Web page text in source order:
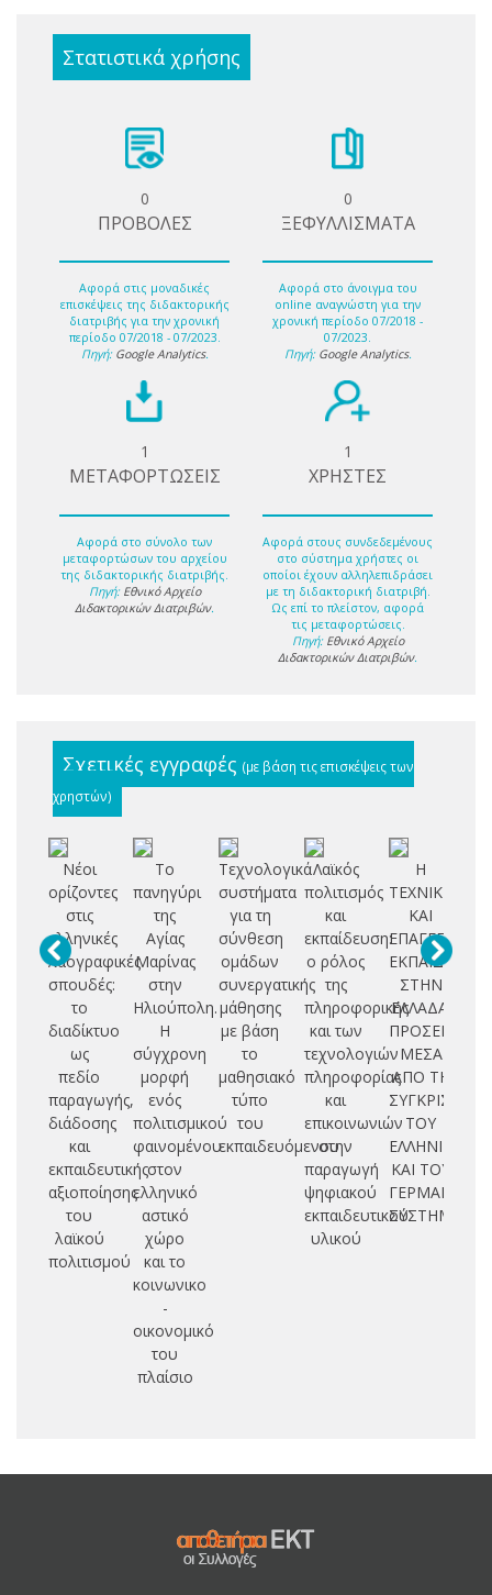
Στατιστικά χρήσης
0
ΠΡΟΒΟΛΕΣ
Αφορά στις μοναδικές
επισκέψεις της διδακτορικής
διατριβής για την χρονική
περίοδο 07/2018 - 07/2023.
Πηγή: Google Analytics.
0
ΞΕΦΥΛΛΙΣΜΑΤΑ
Αφορά στο άνοιγμα του
online αναγνώστη για την
χρονική περίοδο 07/2018 -
07/2023.
Πηγή: Google Analytics.
1
ΜΕΤΑΦΟΡΤΩΣΕΙΣ
Αφορά στο σύνολο των
μεταφορτώσων του αρχείου
της διδακτορικής διατριβής.
Πηγή: Εθνικό Αρχείο
Διδακτορικών Διατριβών.
1
ΧΡΗΣΤΕΣ
Αφορά στους συνδεδεμένους
στο σύστημα χρήστες οι
οποίοι έχουν αλληλεπιδράσει
με τη διδακτορική διατριβή.
Ως επί το πλείστον, αφορά
τις μεταφορτώσεις.
Πηγή: Εθνικό Αρχείο
Διδακτορικών Διατριβών.
Σχετικές εγγραφές (με βάση τις επισκέψεις των
χρηστών)
Νέοι
ορίζοντες
στις
ελληνικές
λαογραφικές
σπουδές:
το
διαδίκτυο
ως
πεδίο
παραγωγής,
διάδοσης
και
εκπαιδευτικής
αξιοποίησης
του
λαϊκού
πολιτισμού
Το
πανηγύρι
της
Αγίας
Μαρίνας
στην
Ηλιούπολη.
Η
σύγχρονη
μορφή
ενός
πολιτισμικού
φαινομένου
στον
ελληνικό
αστικό
χώρο
και το
κοινωνικο
-
οικονομικό
του
πλαίσιο
Τεχνολογικά
συστήματα
για τη
σύνθεση
ομάδων
συνεργατικής
μάθησης
με βάση
το
μαθησιακό
τύπο
του
εκπαιδευόμενου
Λαϊκός
πολιτισμός
και
εκπαίδευση:
ο ρόλος
της
πληροφορικής
και των
τεχνολογιών
πληροφορίας
και
επικοινωνιών
στην
παραγωγή
ψηφιακού
εκπαιδευτικού
υλικού
Η
ΤΕΧΝΙΚΗ
ΚΑΙ
ΕΚΠΑΙΔΕΥΣΗ
ΣΤΗΝ
ΕΛΛΑΔΑ:
ΠΡΟΣΕΓΓΙΣΗ
ΜΕΣΑ
ΑΠΟ ΤΗ
ΣΥΓΚΡΙΣΗ
ΤΟΥ
ΕΛΛΗΝΙΚΟΥ
ΚΑΙ ΤΟΥ
ΓΕΡΜΑΝΙΚΟΥ